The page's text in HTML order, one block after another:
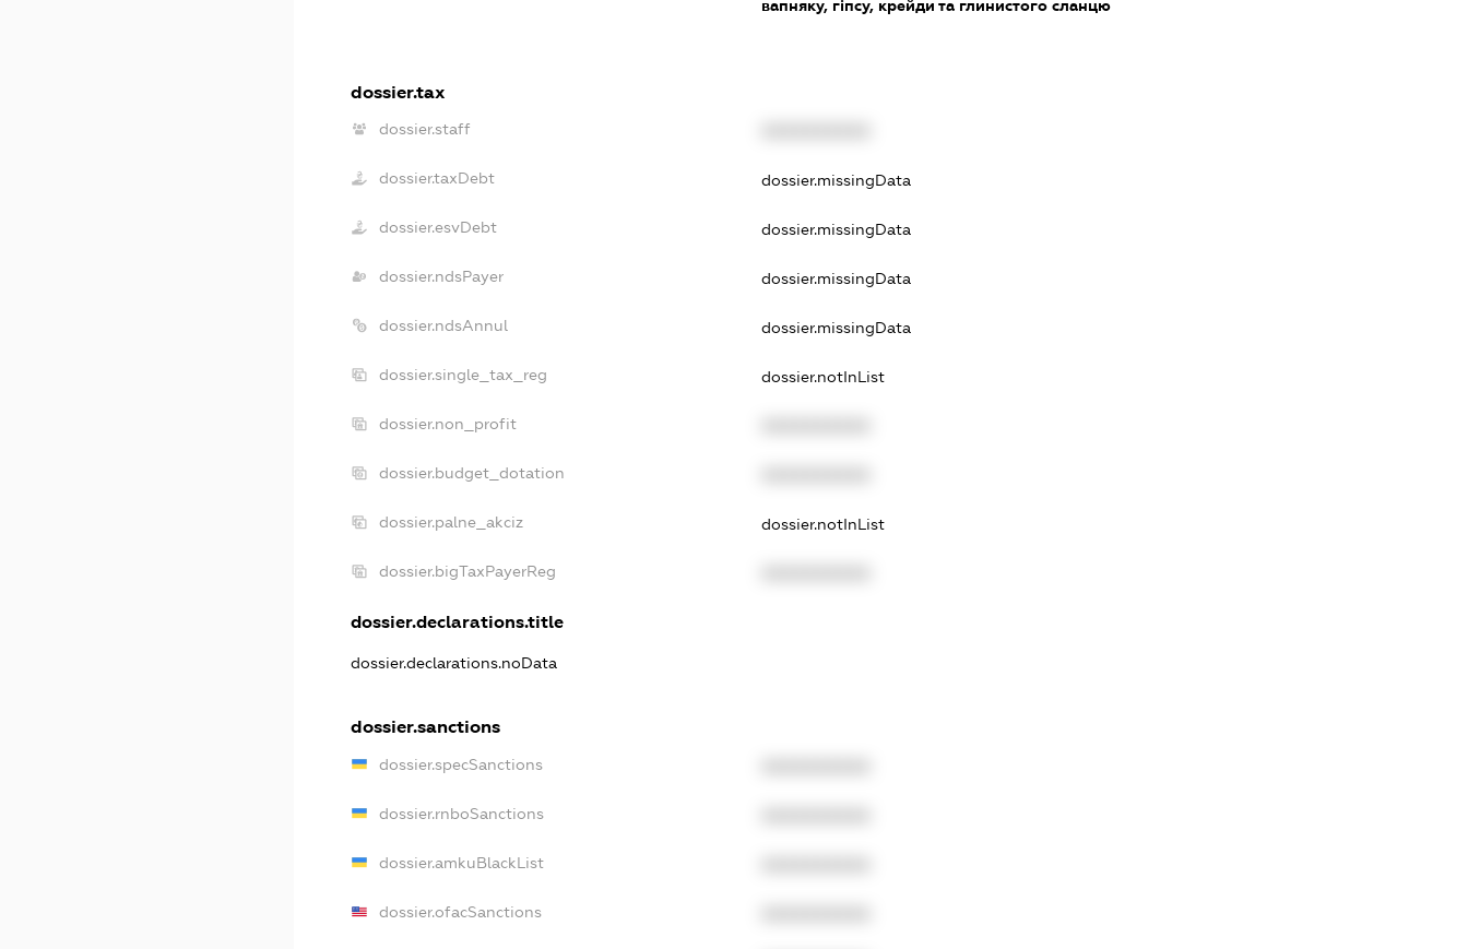
вапняку, гіпсу, крейди та глинистого сланцю
dossier.tax
dossier.staff
dossier.taxDebt dossier.missingData
dossier.esvDebt dossier.missingData
dossier.ndsPayer dossier.missingData
dossier.ndsAnnul dossier.missingData
dossier.single_tax_reg dossier.notInList
dossier.non_profit
dossier.budget_dotation
dossier.palne_akciz dossier.notInList
dossier.bigTaxPayerReg
dossier.declarations.title
dossier.declarations.noData
dossier.sanctions
dossier.specSanctions
dossier.rnboSanctions
dossier.amkuBlackList
dossier.ofacSanctions